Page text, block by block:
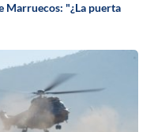
Marruecos: "¿La puerta